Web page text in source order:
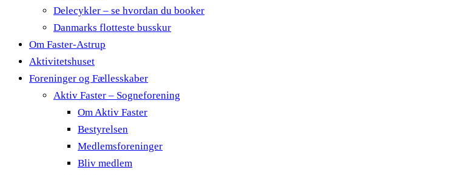
Delecykler – se hvordan du booker
Danmarks flotteste busskur
Om Faster-Astrup
Aktivitetshuset
Foreninger og Fællesskaber
Aktiv Faster – Sogneforening
Om Aktiv Faster
Bestyrelsen
Medlemsforeninger
Bliv medlem